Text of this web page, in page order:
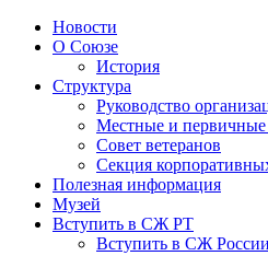
Новости
О Союзе
История
Структура
Руководство
Местные и первичные
Совет ветеранов
Секция
Полезная информация
Музей
Вступить в СЖ РТ
Вступить в СЖ России